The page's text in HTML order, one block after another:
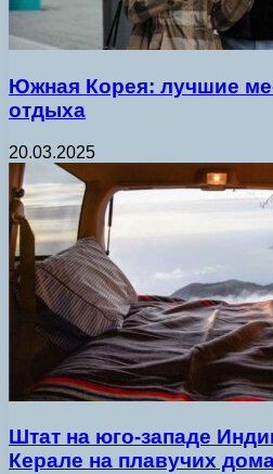
Южная Корея: лучшие
отдыха
20.03.2025
Штат на юго-западе
Керале на плавучих